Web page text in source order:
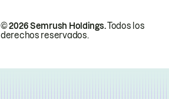
© 2026 Semrush Holdings.Todos los
derechos reservados.